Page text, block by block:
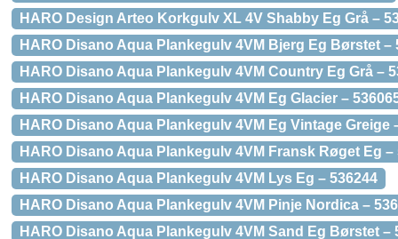
HARO Design Arteo Korkgulv XL 4V Shabby Eg Grå –
HARO Disano Aqua Plankegulv 4VM Bjerg Eg Børstet –
HARO Disano Aqua Plankegulv 4VM Country Eg Grå –
HARO Disano Aqua Plankegulv 4VM Eg Glacier –
HARO Disano Aqua Plankegulv 4VM Eg Vintage Greige
HARO Disano Aqua Plankegulv 4VM Fransk Røget Eg –
HARO Disano Aqua Plankegulv 4VM Lys Eg – 536244
HARO Disano Aqua Plankegulv 4VM Pinje Nordica –
HARO Disano Aqua Plankegulv 4VM Sand Eg Børstet –